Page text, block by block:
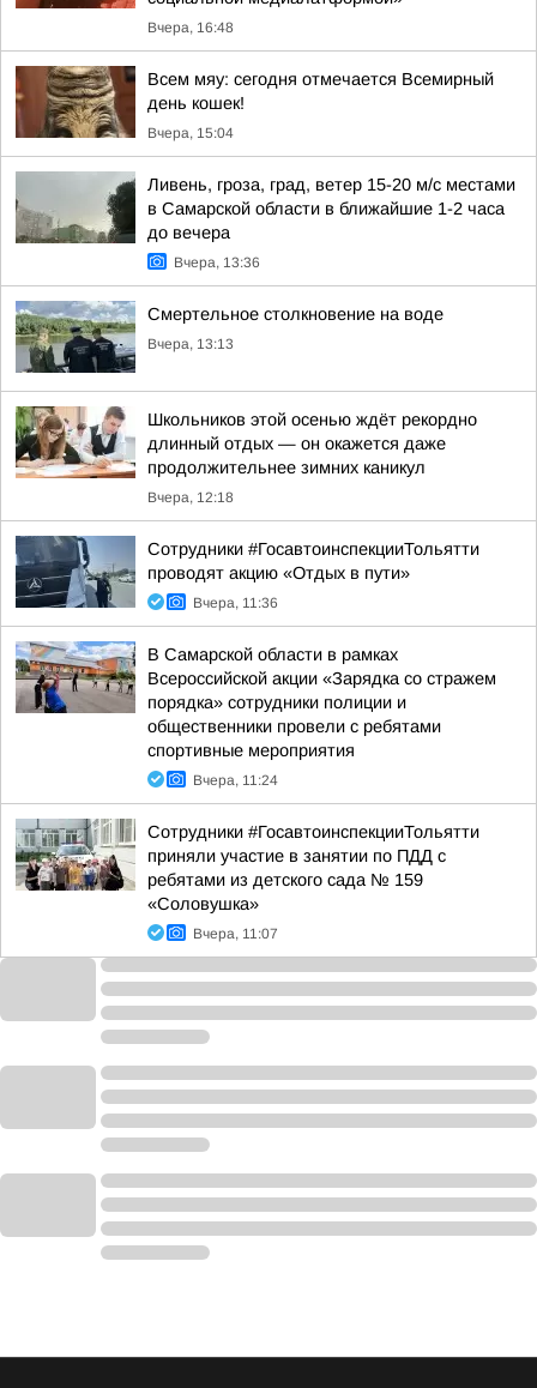
Вчера, 16:48
Всем мяу: сегодня отмечается Всемирный
день кошек!
Вчера, 15:04
Ливень, гроза, град, ветер 15-20 м/с местами
в Самарской области в ближайшие 1-2 часа
до вечера
Вчера, 13:36
Смертельное столкновение на воде
Вчера, 13:13
Школьников этой осенью ждёт рекордно
длинный отдых — он окажется даже
продолжительнее зимних каникул
Вчера, 12:18
Сотрудники #ГосавтоинспекцииТольятти
проводят акцию «Отдых в пути»
Вчера, 11:36
В Самарской области в рамках
Всероссийской акции «Зарядка со стражем
порядка» сотрудники полиции и
общественники провели с ребятами
спортивные мероприятия
Вчера, 11:24
Сотрудники #ГосавтоинспекцииТольятти
приняли участие в занятии по ПДД с
ребятами из детского сада № 159
«Соловушка»
Вчера, 11:07